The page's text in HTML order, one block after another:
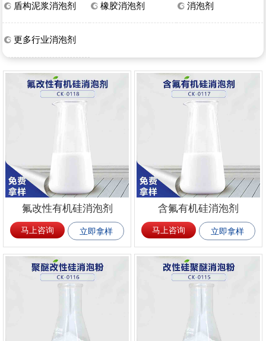
盾构泥浆消泡剂 橡胶消泡剂 消泡剂
更多行业消泡剂
氟改性有机硅消泡剂
马上咨询 立即拿样
含氟有机硅消泡剂
马上咨询 立即拿样